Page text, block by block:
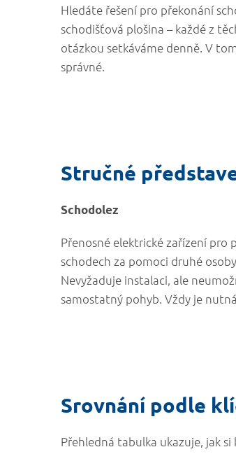
Hledáte řešení pro překonání
schodišťová plošina – každé z
otázkou setkáváme denně. V
správné.
Stručné
Schodolez
Přenosné elektrické zařízení pro
schodech za pomoci druhé
Nevyžaduje instalaci, ale
samostatný pohyb. Vždy je
Srovnání podle
Přehledná tabulka ukazuje, jak